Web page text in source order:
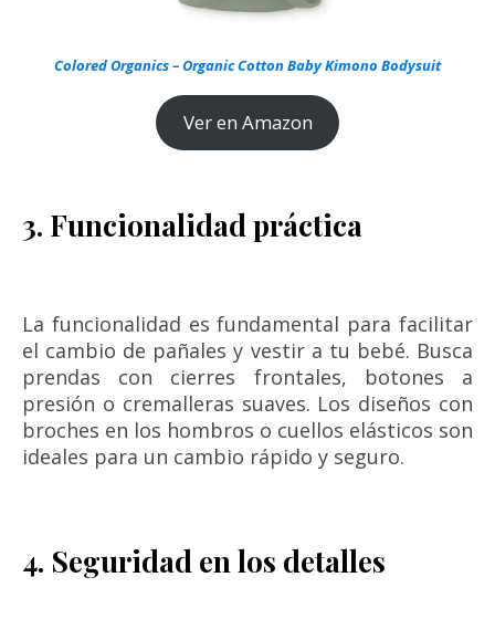
Colored Organics – Organic Cotton Baby Kimono Bodysuit
Ver en Amazon
3. Funcionalidad práctica
La funcionalidad es fundamental para facilitar
el cambio de pañales y vestir a tu bebé. Busca
prendas con cierres frontales, botones a
presión o cremalleras suaves. Los diseños con
broches en los hombros o cuellos elásticos son
ideales para un cambio rápido y seguro.
4. Seguridad en los detalles